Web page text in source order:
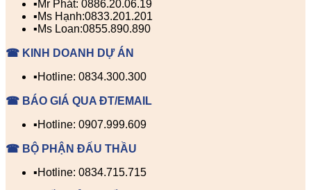
▪️Mr Phát: 0886.20.06.19
▪️Ms Hạnh:0833.201.201
▪️Ms Loan:0855.890.890
☎ KINH DOANH DỰ ÁN
▪️Hotline: 0834.300.300
☎ BÁO GIÁ QUA ĐT/EMAIL
▪️Hotline: 0907.999.609
☎ BỘ PHẬN ĐẤU THẦU
▪️Hotline: 0834.715.715